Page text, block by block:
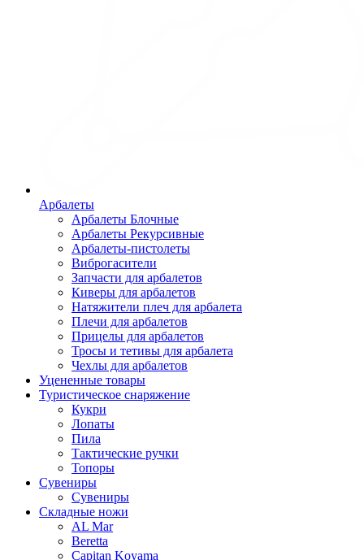
Арбалеты
Арбалеты Блочные
Арбалеты Рекурсивные
Арбалеты-пистолеты
Виброгасители
Запчасти для арбалетов
Киверы для арбалетов
Натяжители плеч для арбалета
Плечи для арбалетов
Прицелы для арбалетов
Тросы и тетивы для арбалета
Чехлы для арбалетов
Уцененные товары
Туристическое снаряжение
Кукри
Лопаты
Пила
Тактические ручки
Топоры
Сувениры
Сувениры
Складные ножи
AL Mar
Beretta
Capitan Koyama